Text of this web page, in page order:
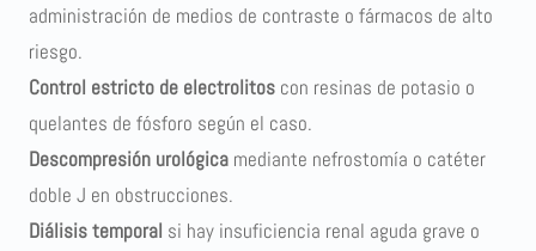
administración de medios de contraste o fármacos de alto
riesgo.
Control estricto de electrolitos con resinas de potasio o
quelantes de fósforo según el caso.
Descompresión urológica mediante nefrostomía o catéter
doble J en obstrucciones.
Diálisis temporal si hay insuficiencia renal aguda grave o